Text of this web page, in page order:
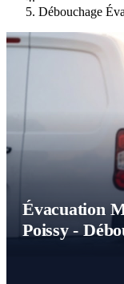
Débouchage
Évacuation
Poissy -